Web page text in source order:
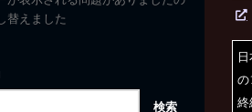
の
終
替えました